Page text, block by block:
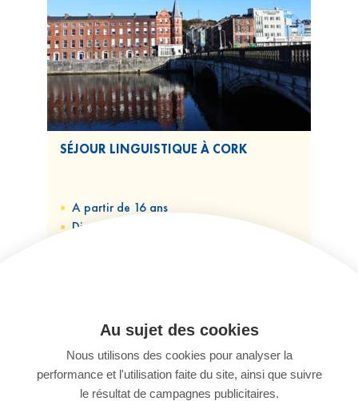
SÉJOUR LINGUISTIQUE À CORK
A partir de 16 ans
Disponible
des affaires, préparation à un test, cours
de langue académique
Activité excursions, pub night, activités
éducatives et culturelles
À partir de215€/sem.
Au sujet des cookies
Nous utilisons des cookies pour analyser la
performance et l'utilisation faite du site, ainsi que suivre
le résultat de campagnes publicitaires.